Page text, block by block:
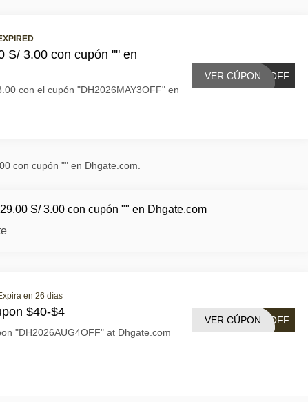
S/ 3.00 con cupón "" en
con el cupón "DH2026MAY3OFF" en
3OFF
VER CÚPON
con cupón "" en Dhgate.com.
S/ 3.00 con cupón "" en Dhgate.com
en 26 días
$40-$4
"DH2026AUG4OFF" at Dhgate.com
4OFF
VER CÚPON